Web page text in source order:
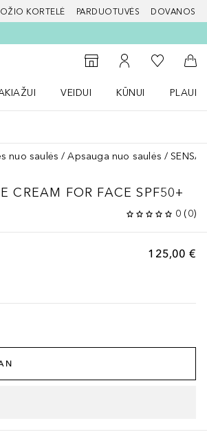
KORTELĖ PARDUOTUVĖS DOVANOS
Į parduotuvių paiešką
Į mano paskyrą
Į mano
Į
VEIDUI
KŪNUI
nuo saulės Apsauga nuo saulės
CREAM FOR FACE SPF50+
0 (0)
125,00 €